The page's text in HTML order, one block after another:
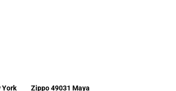
York
Zippo 49031 Maya